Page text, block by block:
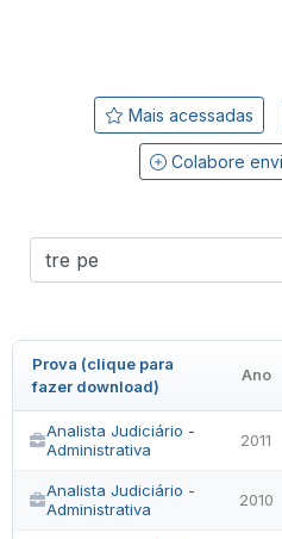
Mais acessadas
Colabore
Prova (clique para
fazer download)
Ano
Analista Judiciário -
Administrativa
2011
Analista Judiciário -
Administrativa
2010